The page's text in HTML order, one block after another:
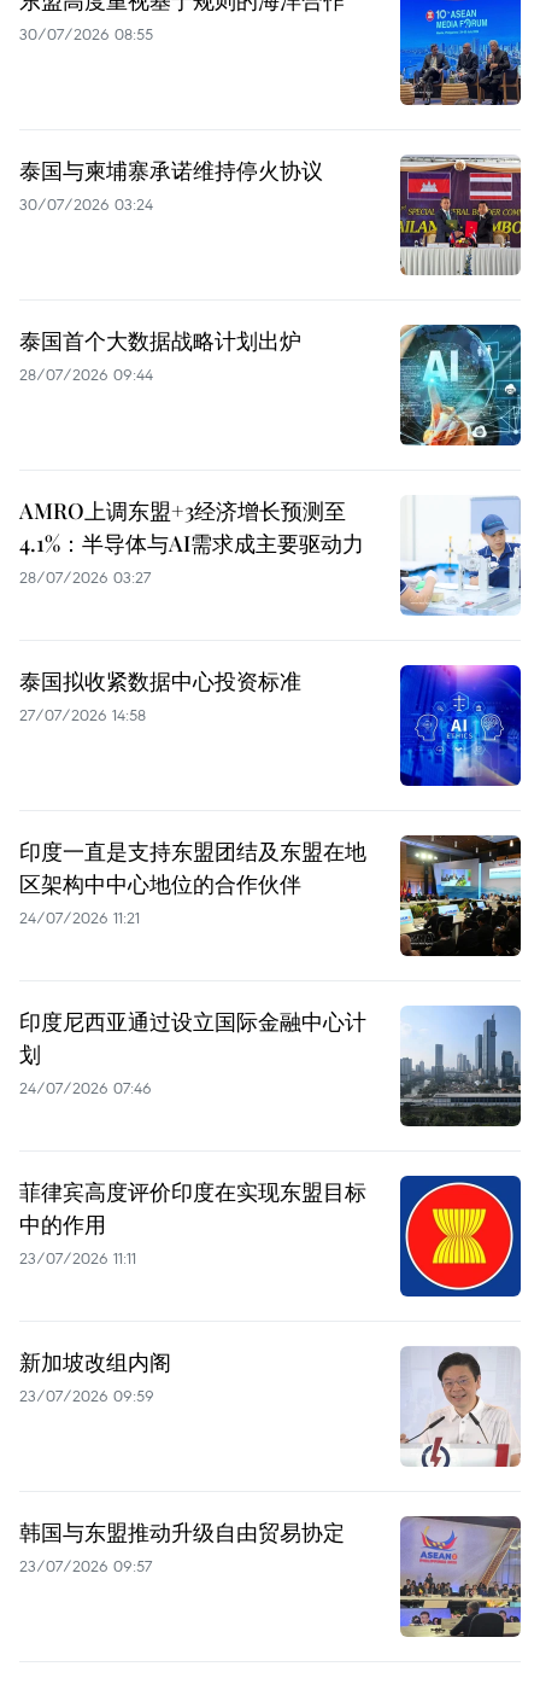
30/07/2026 08:55
泰国与柬埔寨承诺维持停火协议
30/07/2026 03:24
泰国首个大数据战略计划出炉
28/07/2026 09:44
AMRO上调东盟+3经济增长预测至
4.1%：半导体与AI需求成主要驱动力
28/07/2026 03:27
泰国拟收紧数据中心投资标准
27/07/2026 14:58
印度一直是支持东盟团结及东盟在地
区架构中中心地位的合作伙伴
24/07/2026 11:21
印度尼西亚通过设立国际金融中心计
划
24/07/2026 07:46
菲律宾高度评价印度在实现东盟目标
中的作用
23/07/2026 11:11
新加坡改组内阁
23/07/2026 09:59
韩国与东盟推动升级自由贸易协定
23/07/2026 09:57